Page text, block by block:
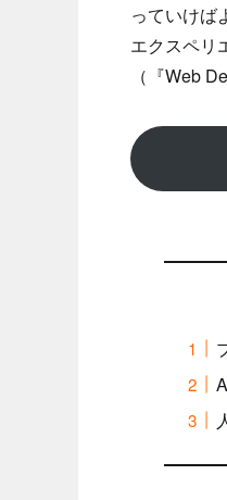
っていけば
エクスペリ
（『Web